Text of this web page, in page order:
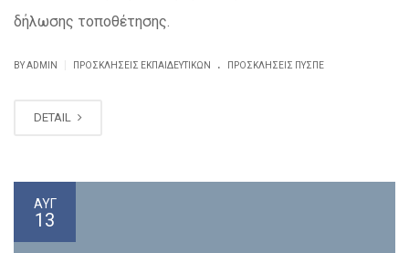
δήλωσης τοποθέτησης.
BY ADMIN ΠΡΟΣΚΛΗΣΕΙΣ ΕΚΠΑΙΔΕΥΤΙΚΏΝ . ΠΡΟΣΚΛΉΣΕΙΣ ΠΥΣΠΕ
DETAIL
ΑΥΓ
13